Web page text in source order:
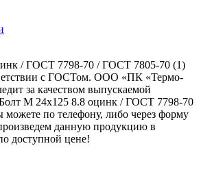
/ ГОСТ 7798-70 / ГОСТ 7805-70 (1)
с ГОСТом. ООО «ПК «Термо-
за качеством выпускаемой
M 24x125 8.8 оцинк / ГОСТ 7798-70
по телефону, либо через форму
данную продукцию в
доступной цене!